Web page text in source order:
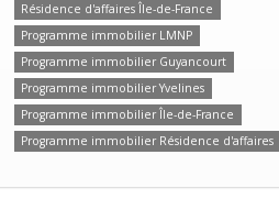
Résidence d'affaires Île-de-France
Programme immobilier LMNP
Programme immobilier Guyancourt
Programme immobilier Yvelines
Programme immobilier Île-de-France
Programme immobilier Résidence d'affaires